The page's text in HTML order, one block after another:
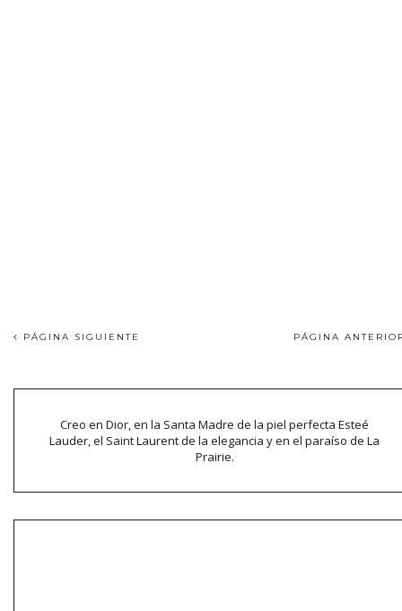
PÁGINA SIGUIENTE PÁGINA
Creo en Dior, en la Santa Madre de la piel perfecta Esteé
Lauder, el Saint Laurent de la elegancia y en el paraíso de La
Prairie.